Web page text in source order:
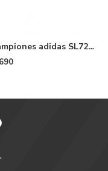
adidas SL72 -
& Night Indigo